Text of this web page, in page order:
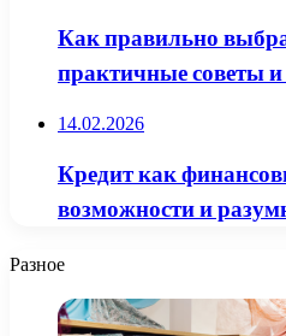
Как правильно
практичные советы
14.02.2026
Кредит как
возможности и
Разное